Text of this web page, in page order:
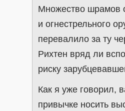
Множество шрамов
и огнестрельного
перевалило за ту
Рихтен вряд ли
риску
Как я уже говорил,
привычке носить